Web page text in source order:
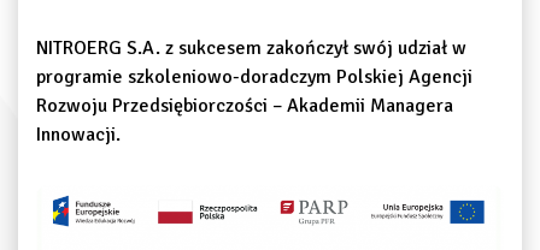
NITROERG S.A. z sukcesem zakończył swój udział w
programie szkoleniowo-doradczym Polskiej Agencji
Rozwoju Przedsiębiorczości – Akademii Managera
Innowacji.